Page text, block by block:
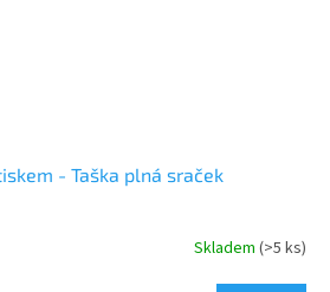
- Taška plná sraček
Skladem (>5 ks)